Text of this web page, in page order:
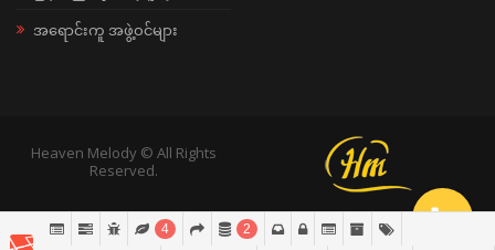
အရောင်းကူ အဖွဲ့ဝင်များ
Heaven Melody © All Rights
Reserved.
4 2